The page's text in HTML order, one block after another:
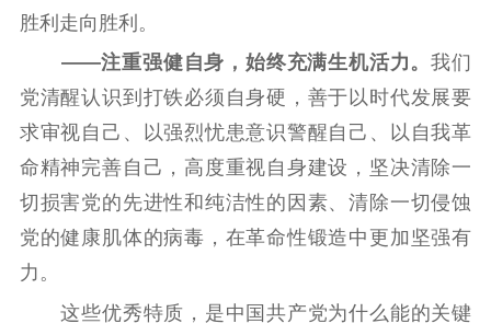
胜利走向胜利。
——注重强健自身，始终充满生机活力。我们
党清醒认识到打铁必须自身硬，善于以时代发展要
求审视自己、以强烈忧患意识警醒自己、以自我革
命精神完善自己，高度重视自身建设，坚决清除一
切损害党的先进性和纯洁性的因素、清除一切侵蚀
党的健康肌体的病毒，在革命性锻造中更加坚强有
力。
这些优秀特质，是中国共产党为什么能的关键